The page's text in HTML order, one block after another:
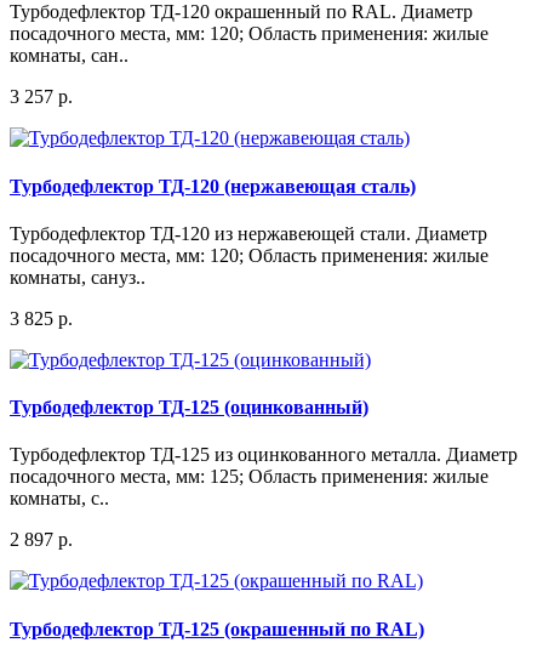
Турбодефлектор ТД-120 окрашенный по RAL. Диаметр
посадочного места, мм: 120; Область применения: жилые
комнаты, сан..
3 257 р.
Турбодефлектор ТД-120 (нержавеющая сталь)
Турбодефлектор ТД-120 из нержавеющей стали. Диаметр
посадочного места, мм: 120; Область применения: жилые
комнаты, сануз..
3 825 р.
Турбодефлектор ТД-125 (оцинкованный)
Турбодефлектор ТД-125 из оцинкованного металла. Диаметр
посадочного места, мм: 125; Область применения: жилые
комнаты, с..
2 897 р.
Турбодефлектор ТД-125 (окрашенный по RAL)